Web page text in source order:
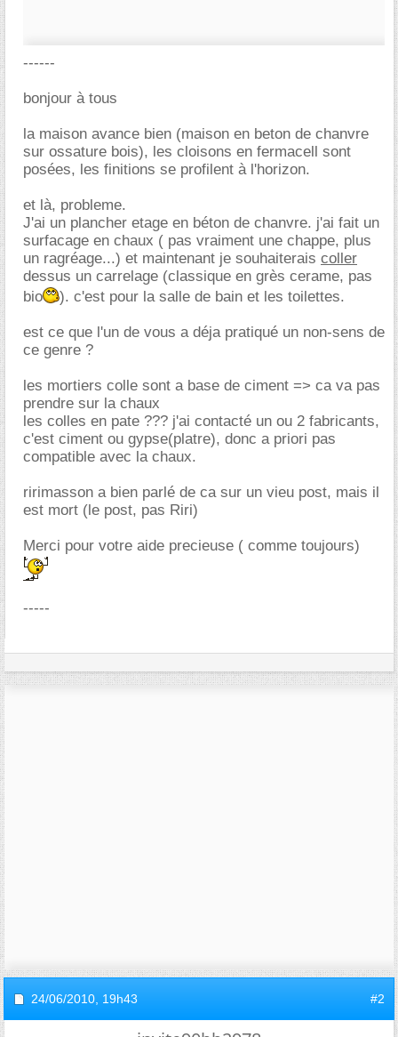
------
bonjour à tous
la maison avance bien (maison en beton de chanvre
sur ossature bois), les cloisons en fermacell sont
posées, les finitions se profilent à l'horizon.
et là, probleme.
J'ai un plancher etage en béton de chanvre. j'ai fait un
surfacage en chaux ( pas vraiment une chappe, plus
un ragréage...) et maintenant je souhaiterais coller
dessus un carrelage (classique en grès cerame, pas
bio
). c'est pour la salle de bain et les toilettes.
est ce que l'un de vous a déja pratiqué un non-sens de
ce genre ?
les mortiers colle sont a base de ciment => ca va pas
prendre sur la chaux
les colles en pate ??? j'ai contacté un ou 2 fabricants,
c'est ciment ou gypse(platre), donc a priori pas
compatible avec la chaux.
ririmasson a bien parlé de ca sur un vieu post, mais il
est mort (le post, pas Riri)
Merci pour votre aide precieuse ( comme toujours)
-----
24/06/2010, 19h43 #2